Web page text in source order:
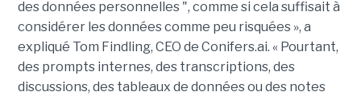
des données personnelles ", comme si cela suffisait à
considérer les données comme peu risquées », a
expliqué Tom Findling, CEO de Conifers.ai. « Pourtant,
des prompts internes, des transcriptions, des
discussions, des tableaux de données ou des notes